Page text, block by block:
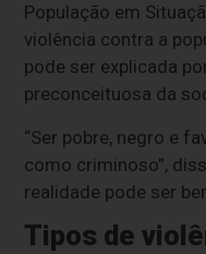
População em
violência contra a
pode ser explicada
preconceituosa da
“Ser pobre, negro e
como criminoso”,
realidade pode ser
Tipos de